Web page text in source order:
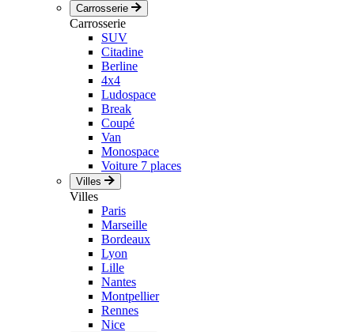
Carrosserie
Carrosserie
SUV
Citadine
Berline
4x4
Ludospace
Break
Coupé
Van
Monospace
Voiture 7 places
Villes
Villes
Paris
Marseille
Bordeaux
Lyon
Lille
Nantes
Montpellier
Rennes
Nice